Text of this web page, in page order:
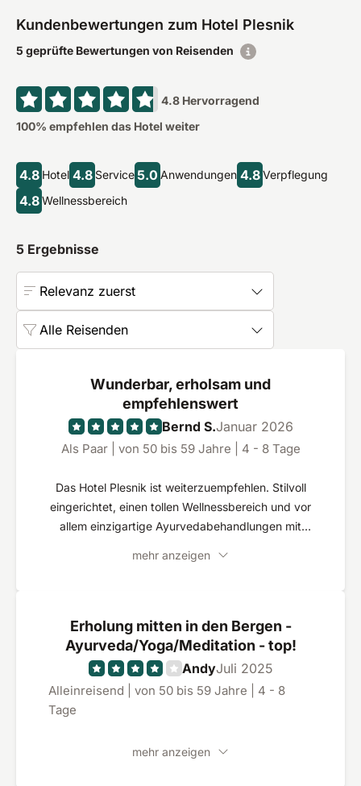
Kundenbewertungen zum Hotel Plesnik
5 geprüfte Bewertungen von Reisenden
4.8 Hervorragend
100% empfehlen das Hotel weiter
4.8 Hotel 4.8 Service5.0 Anwendungen 4.8 Verpflegung
4.8 Wellnessbereich
5 Ergebnisse
Relevanz zuerst
Alle Reisenden
Wunderbar, erholsam und
empfehlenswert
Bernd S.Januar 2026
Als Paar | von 50 bis 59 Jahre | 4 - 8 Tage
Das Hotel Plesnik ist weiterzuempfehlen. Stilvoll
eingerichtet, einen tollen Wellnessbereich und vor
allem einzigartige Ayurvedabehandlungen mit
wir uns innerhalb einer Woche wie neugeboren
mehr anzeigen
Erholung mitten in den Bergen -
Ayurveda/Yoga/Meditation - top!
AndyJuli 2025
Alleinreisend | von 50 bis 59 Jahre | 4 - 8
Tage
mehr anzeigen